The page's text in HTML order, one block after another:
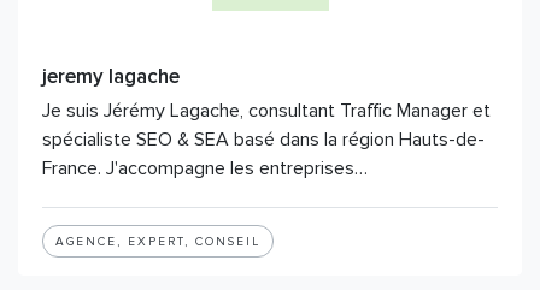
jeremy lagache
Je suis Jérémy Lagache, consultant Traffic Manager et
spécialiste SEO & SEA basé dans la région Hauts-de-
France. J'accompagne les entreprises…
AGENCE, EXPERT, CONSEIL